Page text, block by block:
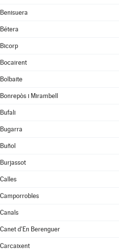
Benisuera
Bétera
Bicorp
Bocairent
Bolbaite
Bonrepòs i Mirambell
Bufali
Bugarra
Buñol
Burjassot
Calles
Camporrobles
Canals
Canet d'En Berenguer
Carcaixent